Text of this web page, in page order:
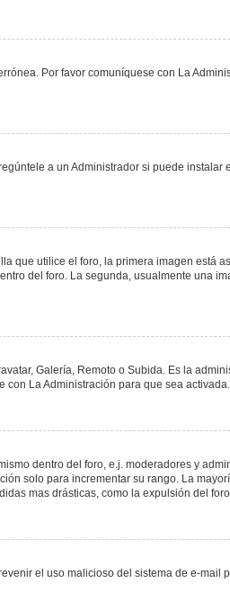
Por favor comuníquese con La
a un Administrador si puede instalar
que utilice el foro, la primera imagen está
del foro. La segunda, usualmente una
Galería, Remoto o Subida. Es la
con La Administración para que sea activada.
dentro del foro, e.j. moderadores y
solo para incrementar su rango. La
mas drásticas, como la expulsión del
el uso malicioso del sistema de e-mail